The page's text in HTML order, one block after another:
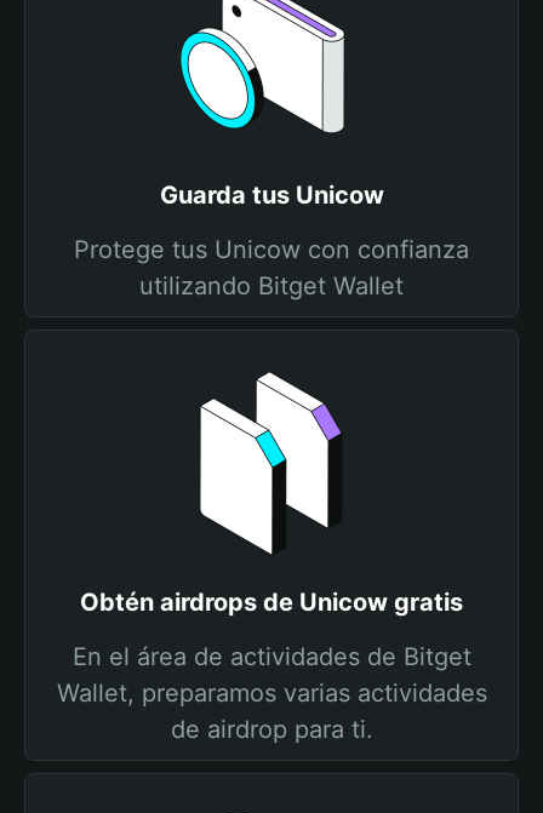
Guarda tus Unicow
Protege tus Unicow con confianza
utilizando Bitget Wallet
Obtén airdrops de Unicow gratis
En el área de actividades de Bitget
Wallet, preparamos varias actividades
de airdrop para ti.